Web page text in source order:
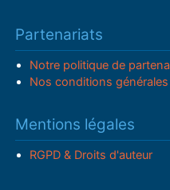
Partenariats
Notre politique de
Nos conditions générales
Mentions légales
RGPD & Droits d'auteur